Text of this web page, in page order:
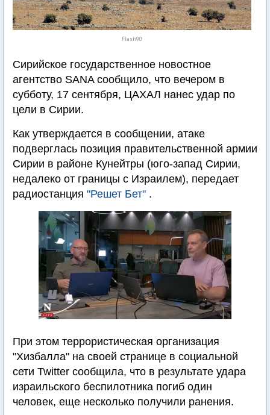
Flash90
Сирийское государственное новостное
агентство SANA сообщило, что вечером в
субботу, 17 сентября, ЦАХАЛ нанес удар по
цели в Сирии.
Как утверждается в сообщении, атаке
подверглась позиция правительственной армии
Сирии в районе Кунейтры (юго-запад Сирии,
недалеко от границы с Израилем), передает
радиостанция "Решет Бет" .
При этом террористическая организация
"Хизбалла" на своей странице в социальной
сети Twitter сообщила, что в результате удара
израильского беспилотника погиб один
человек, еще несколько получили ранения.